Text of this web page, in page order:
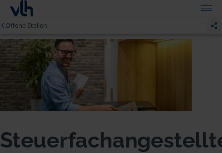
Offene Stellen